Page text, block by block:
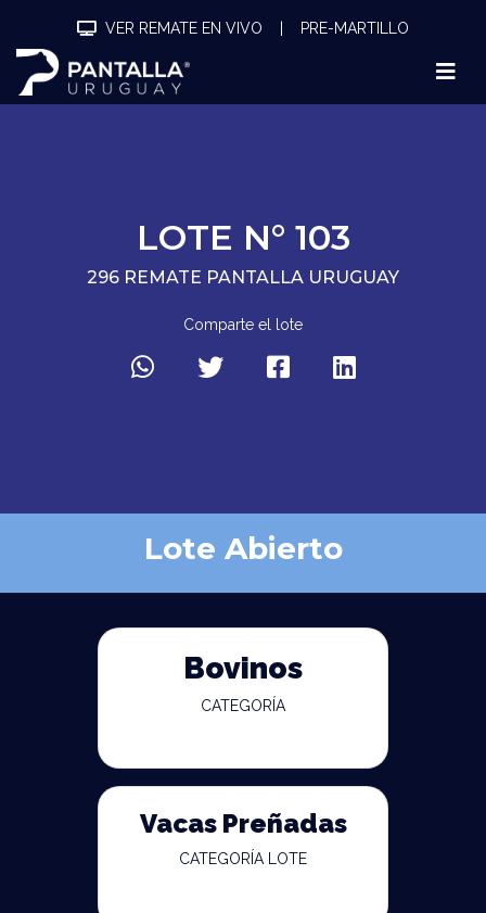
VER REMATE EN VIVO PRE-MARTILLO
LOTE N° 103
296 REMATE PANTALLA URUGUAY
Comparte el lote
Lote Abierto
Bovinos
CATEGORÍA
Vacas Preñadas
CATEGORÍA LOTE